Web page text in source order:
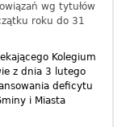
wg tytułów
roku do 31
Kolegium
z dnia 3 lutego
deficytu
i Miasta